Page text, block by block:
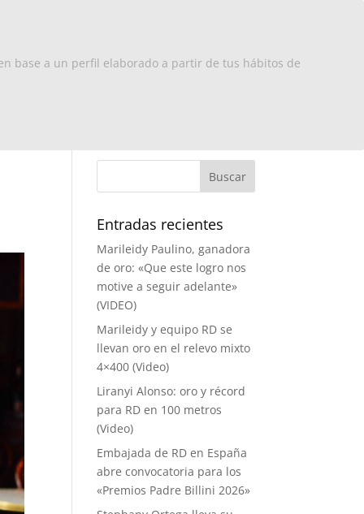
Turismo Contacto
Entradas recientes
Marileidy Paulino, ganadora
de oro: «Que este logro nos
motive a seguir adelante»
(VIDEO)
Marileidy y equipo RD se
llevan oro en el relevo mixto
4×400 (Video)
Liranyi Alonso: oro y récord
para RD en 100 metros
(Video)
Embajada de RD en España
abre convocatoria para los
«Premios Padre Billini 2026»
base a un perfil elaborado a partir de tus hábitos de